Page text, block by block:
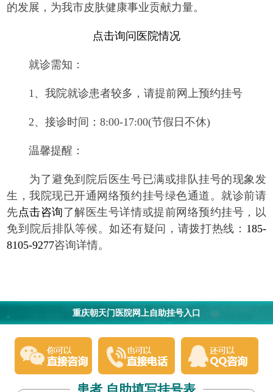
的发展，为我市皮肤健康事业贡献力量。
点击询问医院情况
就诊需知：
1、我院就诊患者较多，请提前网上预约挂号
2、接诊时间：8:00-17:00(节假日不休)
温馨提醒：
为了避免到院后医生号已满或排队挂号的现象发
生，我院现已开通网络预约挂号绿色通道。就诊前请
先点击咨询了解医生号详情或提前网络预约挂号，以
免到院后排队等候。如还有疑问，请拨打热线： 185-
8105-9277咨询详情。
重庆朝天门医院网上自助挂号入口